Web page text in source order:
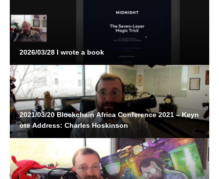
2026/03/28 I wrote a book
2021/03/20 Blockchain Africa Conference 2021 – Keyn
ote Address: Charles Hoskinson